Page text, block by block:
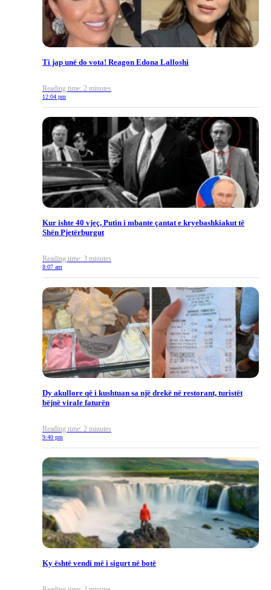
Ti jap unë do vota! Reagon Edona Lalloshi
Reading time: 2 minutes
12:04 pm
Kur ishte 40 vjeç, Putin i mbante çantat e kryebashkiakut të
Shën Pjetërburgut
Reading time: 3 minutes
8:07 am
Dy akullore që i kushtuan sa një drekë në restorant, turistët
bëjnë virale faturën
Reading time: 2 minutes
9:40 pm
Ky është vendi më i sigurt në botë